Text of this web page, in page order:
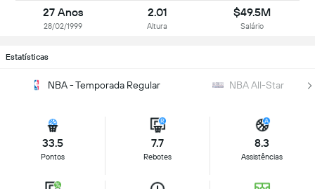
27 Anos
28/02/1999
2.01
Altura
$49.5M
Salário
Estatísticas
NBA - Temporada Regular NBA All-Star
33.5
Pontos
7.7
Rebotes
8.3
Assistências